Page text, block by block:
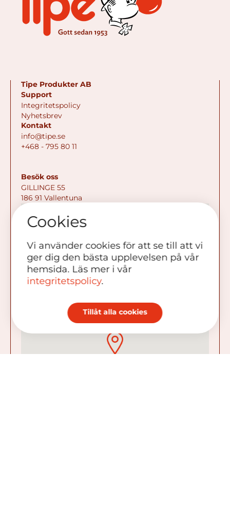
Tipe Produkter AB
Support
Integritetspolicy
Nyhetsbrev
Kontakt
info@tipe.se
+468 - 795 80 11
Besök oss
GILLINGE 55
186 91 Vallentuna
Cookies
Vi använder cookies för att se till att vi
ger dig den bästa upplevelsen på vår
hemsida. Läs mer i vår
integritetspolicy.
Tillåt alla cookies